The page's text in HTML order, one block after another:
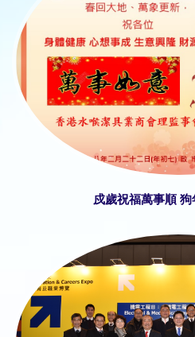
本會自創立以來，
業發展為己任，並樂見
項創新措施。
本會將積極配合政
協助提升市民生活質素。
如未及購買閱讀之會
連結內閱覽:
2025
章(第A15頁)
戍歲祝福萬事順